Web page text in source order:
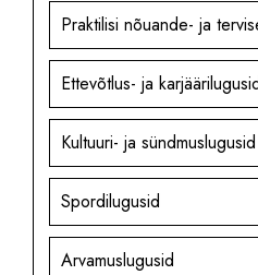
Praktilisi nõuande- ja
Ettevõtlus- ja
Kultuuri- ja sündmuslugusid
Spordilugusid
Arvamuslugusid